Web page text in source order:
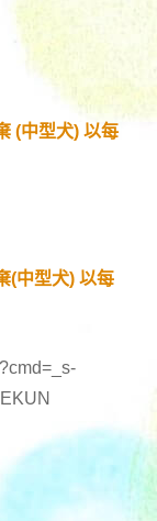
(中型犬) 以每
(中型犬) 以每